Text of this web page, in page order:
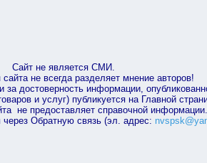
Сайт не является СМИ.
не всегда разделяет мнение авторов!
за достоверность информации,
и услуг) публикуется на Главной
не предоставляет справочной информации.
Обратную связь (эл. адрес: